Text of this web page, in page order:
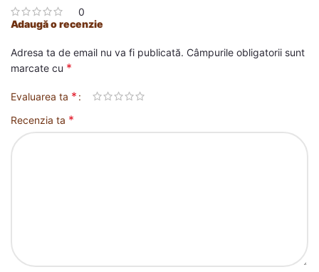
0
Adaugă o recenzie
Adresa ta de email nu va fi publicată. Câmpurile obligatorii sunt
marcate cu *
Evaluarea ta *
Recenzia ta *